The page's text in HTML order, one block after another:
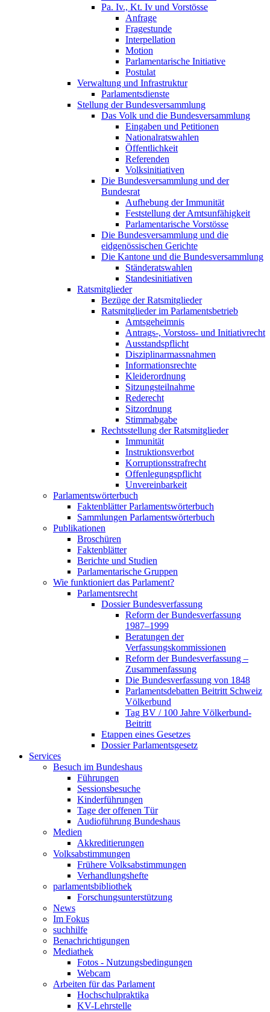
Pa. Iv., Kt. Iv und Vorstösse
Anfrage
Fragestunde
Interpellation
Motion
Parlamentarische Initiative
Postulat
Verwaltung und Infrastruktur
Parlamentsdienste
Stellung der Bundesversammlung
Das Volk und die Bundesversammlung
Eingaben und Petitionen
Nationalratswahlen
Öffentlichkeit
Referenden
Volksinitiativen
Die Bundesversammlung und der
Bundesrat
Aufhebung der Immunität
Feststellung der Amtsunfähigkeit
Parlamentarische Vorstösse
Die Bundesversammlung und die
eidgenössischen Gerichte
Die Kantone und die Bundesversammlung
Ständeratswahlen
Standesinitiativen
Ratsmitglieder
Bezüge der Ratsmitglieder
Ratsmitglieder im Parlamentsbetrieb
Amtsgeheimnis
Antrags-, Vorstoss- und Initiativrecht
Ausstandspflicht
Disziplinarmassnahmen
Informationsrechte
Kleiderordnung
Sitzungsteilnahme
Rederecht
Sitzordnung
Stimmabgabe
Rechtsstellung der Ratsmitglieder
Immunität
Instruktionsverbot
Korruptionsstrafrecht
Offenlegungspflicht
Unvereinbarkeit
Parlamentswörterbuch
Faktenblätter Parlamentswörterbuch
Sammlungen Parlamentswörterbuch
Publikationen
Broschüren
Faktenblätter
Berichte und Studien
Parlamentarische Gruppen
Wie funktioniert das Parlament?
Parlamentsrecht
Dossier Bundesverfassung
Reform der Bundesverfassung
1987–1999
Beratungen der
Verfassungskommissionen
Reform der Bundesverfassung –
Zusammenfassung
Die Bundesverfassung von 1848
Parlamentsdebatten Beitritt Schweiz
Völkerbund
Tag BV / 100 Jahre Völkerbund-
Beitritt
Etappen eines Gesetzes
Dossier Parlamentsgesetz
Services
Besuch im Bundeshaus
Führungen
Sessionsbesuche
Kinderführungen
Tage der offenen Tür
Audioführung Bundeshaus
Medien
Akkreditierungen
Volksabstimmungen
Frühere Volksabstimmungen
Verhandlungshefte
parlamentsbibliothek
Forschungsunterstützung
News
Im Fokus
suchhilfe
Benachrichtigungen
Mediathek
Fotos - Nutzungsbedingungen
Webcam
Arbeiten für das Parlament
Hochschulpraktika
KV-Lehrstelle